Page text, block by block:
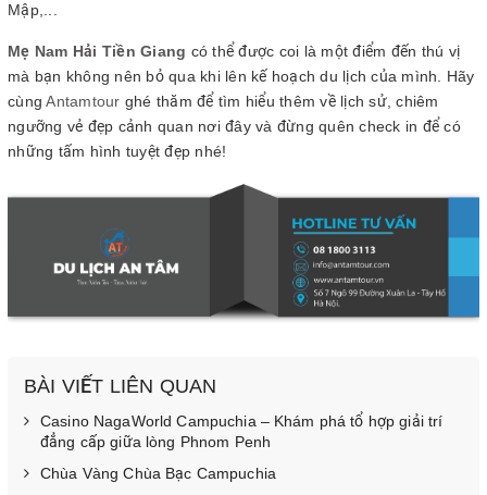
Mập,...
Mẹ Nam Hải Tiền Giang có thể được coi là một điểm đến thú vị
mà bạn không nên bỏ qua khi lên kế hoạch du lịch của mình. Hãy
cùngAntamtour ghé thăm để tìm hiểu thêm về lịch sử, chiêm
ngưỡng vẻ đẹp cảnh quan nơi đây và đừng quên check in để có
những tấm hình tuyệt đẹp nhé!
BÀI VIẾT LIÊN QUAN
Casino NagaWorld Campuchia – Khám phá tổ hợp giải trí
đẳng cấp giữa lòng Phnom Penh
Chùa Vàng Chùa Bạc Campuchia